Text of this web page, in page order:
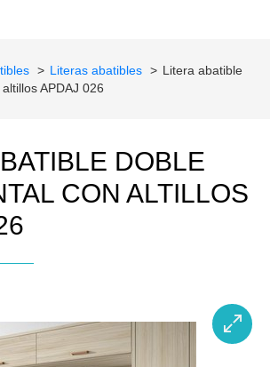
Literas abatibles
Litera abatible
APDAJ 026
DOBLE
CON ALTILLOS